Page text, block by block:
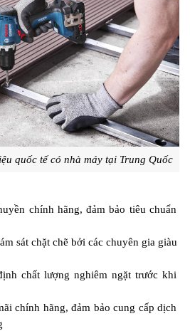
quốc tế có nhà máy tại Trung Quốc
chính hãng, đảm bảo tiêu chuẩn
sát chặt chẽ bởi các chuyên gia giàu
chất lượng nghiêm ngặt trước khi
chính hãng, đảm bảo cung cấp dịch